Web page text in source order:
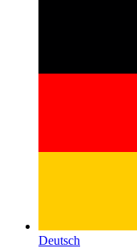
Deutsch